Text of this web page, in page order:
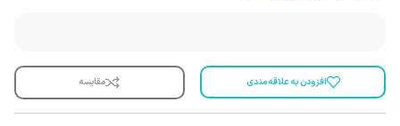
افزودن به علاقه مندی مقایسه